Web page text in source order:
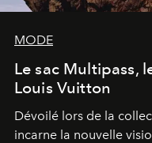
MODE
Le sac Multipass,
Louis Vuitton
Dévoilé lors de la
incarne la nouvelle